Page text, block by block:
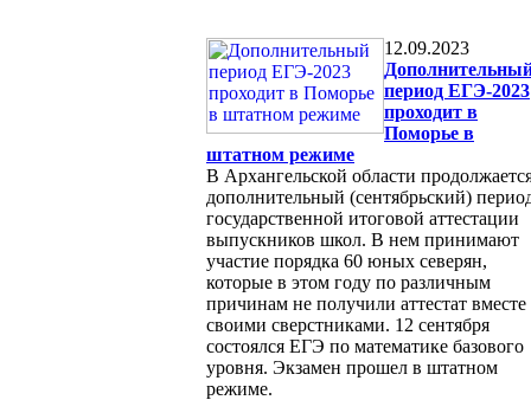
12.09.2023
период ЕГЭ-2023
проходит в
Поморье в
штатном режиме
В Архангельской области
дополнительный (сентябрьский)
государственной итоговой аттестации
выпускников школ. В нем принимают
участие порядка 60 юных северян,
которые в этом году по различным
причинам не получили аттестат вместе
своими сверстниками. 12 сентября
состоялся ЕГЭ по математике базового
уровня. Экзамен прошел в штатном
режиме.